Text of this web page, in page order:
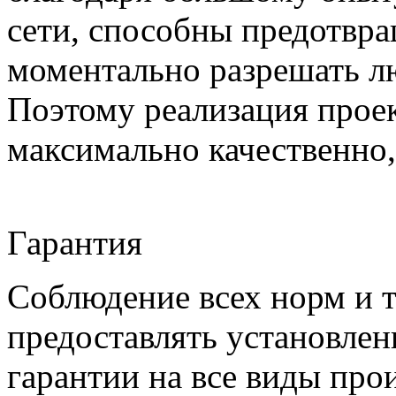
сети, способны
моментально разрешать
Поэтому реализация
максимально
Гарантия
Соблюдение всех норм и
предоставлять
гарантии на все виды